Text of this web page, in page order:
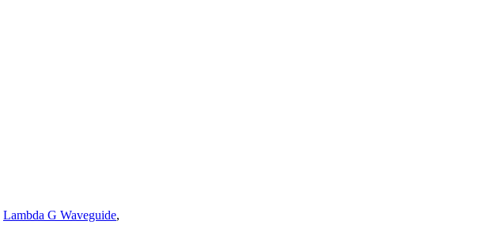
Lambda G Waveguide,